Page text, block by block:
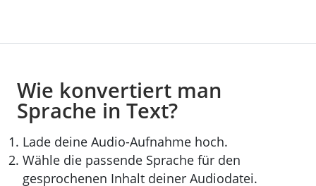
Wie konvertiert man
Sprache in Text?
Lade deine Audio-Aufnahme hoch.
Wähle die passende Sprache für den
gesprochenen Inhalt deiner Audiodatei.